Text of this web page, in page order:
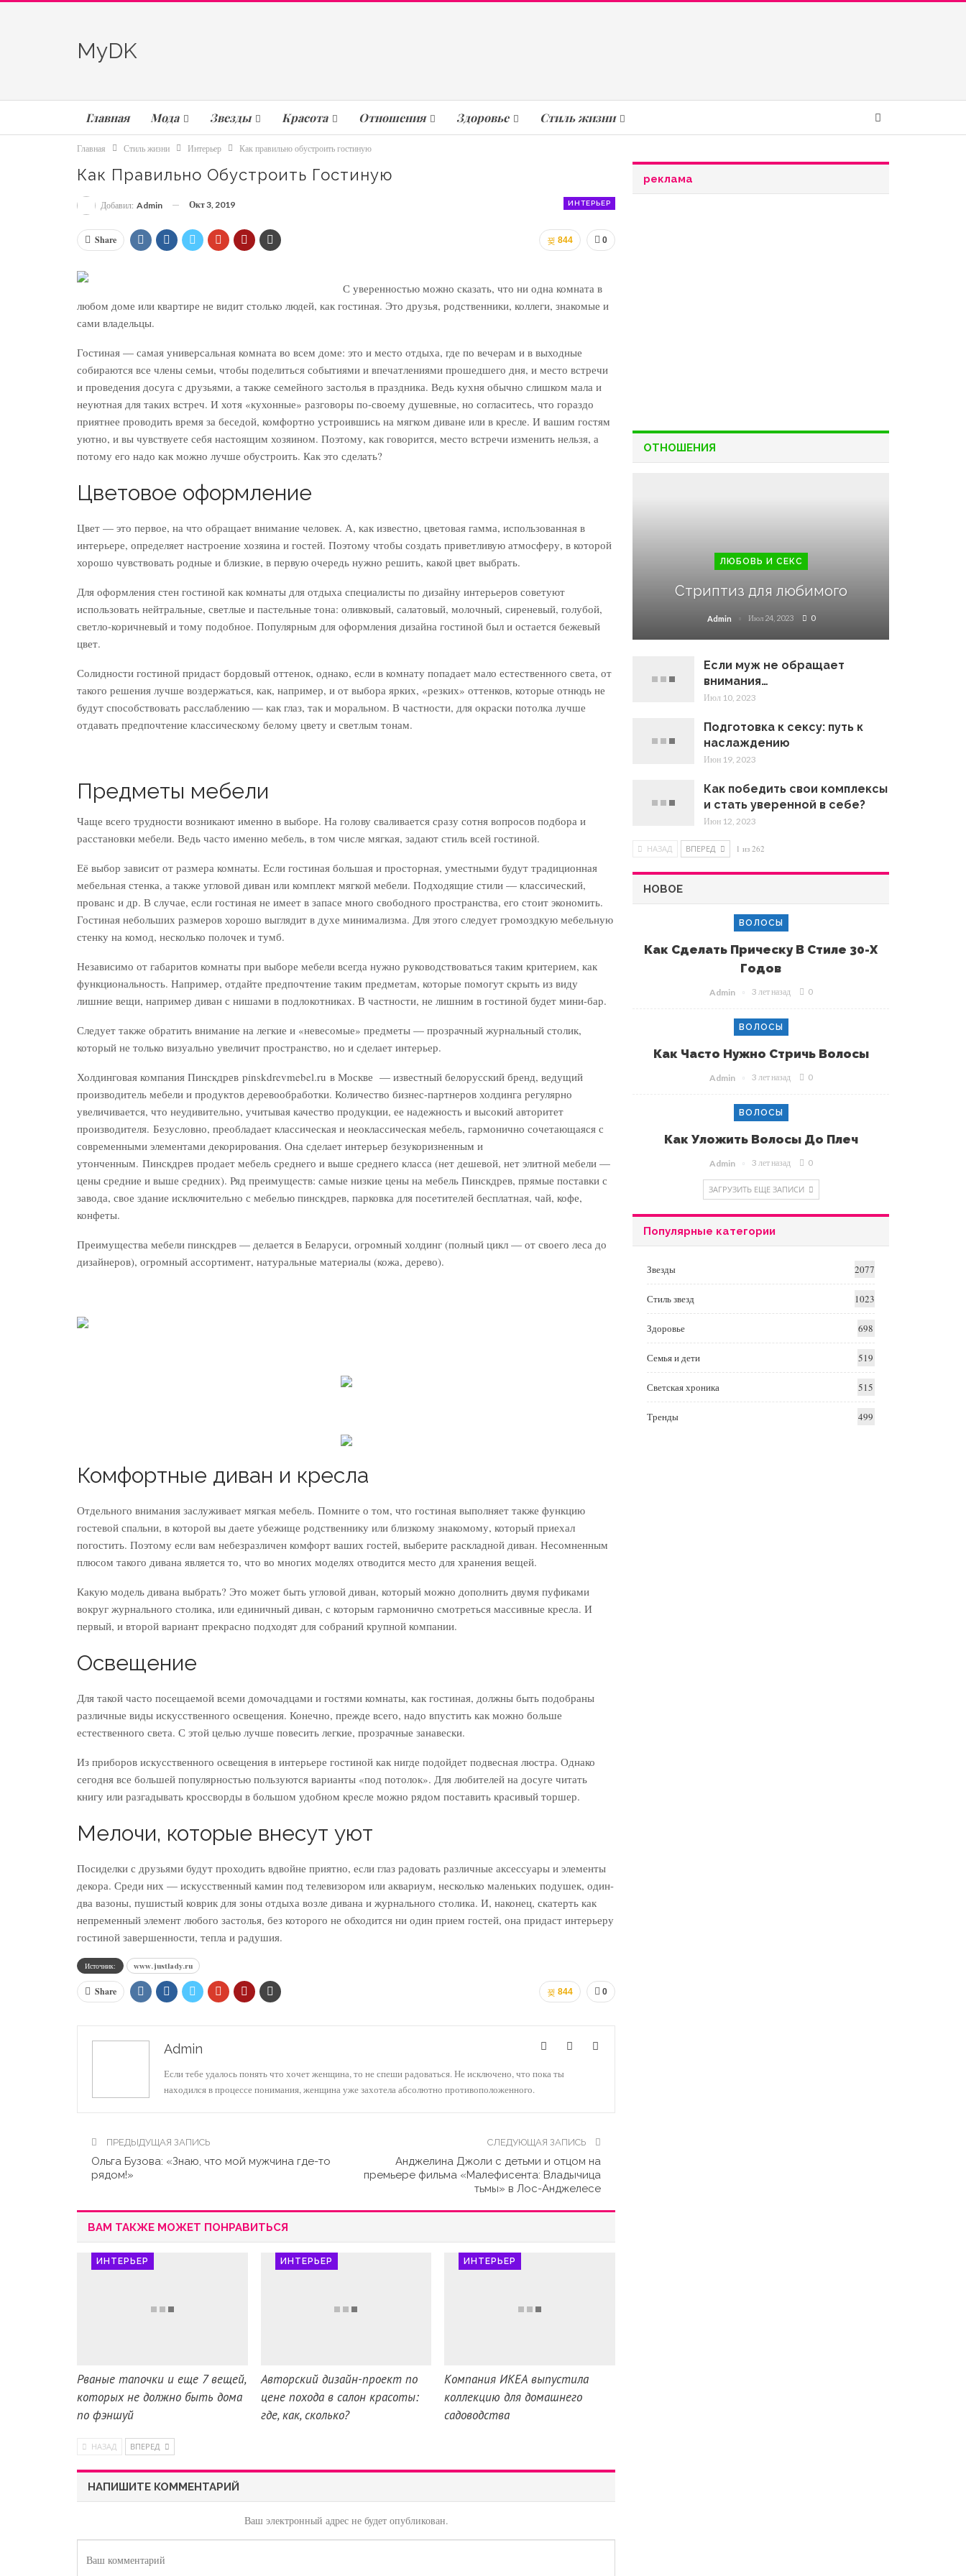
MyDK
Главная Мода Звезды Красота Отношения Здоровье Стиль жизни
Главная Стиль жизни Интерьер Как правильно обустроить гостиную
Как Правильно Обустроить Гостиную
ИНТЕРЬЕР
Добавил: Admin Окт 3, 2019
0
844
Share
С уверенностью можно сказать, что ни одна комната в
любом доме или квартире не видит столько людей, как гостиная. Это друзья, родственники, коллеги, знакомые и
сами владельцы.
Гостиная — самая универсальная комната во всем доме: это и место отдыха, где по вечерам и в выходные
собираются все члены семьи, чтобы поделиться событиями и впечатлениями прошедшего дня, и место встречи
и проведения досуга с друзьями, а также семейного застолья в праздника. Ведь кухня обычно слишком мала и
неуютная для таких встреч. И хотя «кухонные» разговоры по-своему душевные, но согласитесь, что гораздо
приятнее проводить время за беседой, комфортно устроившись на мягком диване или в кресле. И вашим гостям
уютно, и вы чувствуете себя настоящим хозяином. Поэтому, как говорится, место встречи изменить нельзя, а
потому его надо как можно лучше обустроить. Как это сделать?
Цветовое оформление
Цвет — это первое, на что обращает внимание человек. А, как известно, цветовая гамма, использованная в
интерьере, определяет настроение хозяина и гостей. Поэтому чтобы создать приветливую атмосферу, в которой
хорошо чувствовать родные и близкие, в первую очередь нужно решить, какой цвет выбрать.
Для оформления стен гостиной как комнаты для отдыха специалисты по дизайну интерьеров советуют
использовать нейтральные, светлые и пастельные тона: оливковый, салатовый, молочный, сиреневый, голубой,
светло-коричневый и тому подобное. Популярным для оформления дизайна гостиной был и остается бежевый
цвет.
Солидности гостиной придаст бордовый оттенок, однако, если в комнату попадает мало естественного света, от
такого решения лучше воздержаться, как, например, и от выбора ярких, «резких» оттенков, которые отнюдь не
будут способствовать расслаблению — как глаз, так и моральном. В частности, для окраски потолка лучше
отдавать предпочтение классическому белому цвету и светлым тонам.
Предметы мебели
Чаще всего трудности возникают именно в выборе. На голову сваливается сразу сотня вопросов подбора и
расстановки мебели. Ведь часто именно мебель, в том числе мягкая, задают стиль всей гостиной.
Её выбор зависит от размера комнаты. Если гостиная большая и просторная, уместными будут традиционная
мебельная стенка, а также угловой диван или комплект мягкой мебели. Подходящие стили — классический,
прованс и др. В случае, если гостиная не имеет в запасе много свободного пространства, его стоит экономить.
Гостиная небольших размеров хорошо выглядит в духе минимализма. Для этого следует громоздкую мебельную
стенку на комод, несколько полочек и тумб.
Независимо от габаритов комнаты при выборе мебели всегда нужно руководствоваться таким критерием, как
функциональность. Например, отдайте предпочтение таким предметам, которые помогут скрыть из виду
лишние вещи, например диван с нишами в подлокотниках. В частности, не лишним в гостиной будет мини-бар.
Следует также обратить внимание на легкие и «невесомые» предметы — прозрачный журнальный столик,
который не только визуально увеличит пространство, но и сделает интерьер.
Холдинговая компания Пинскдрев pinskdrevmebel.ru в Москве — известный белорусский бренд, ведущий
производитель мебели и продуктов деревообработки. Количество бизнес-партнеров холдинга регулярно
увеличивается, что неудивительно, учитывая качество продукции, ее надежность и высокий авторитет
производителя. Безусловно, преобладает классическая и неоклассическая мебель, гармонично сочетающаяся с
современными элементами декорирования. Она сделает интерьер безукоризненным и
утонченным. Пинскдрев продает мебель среднего и выше среднего класса (нет дешевой, нет элитной мебели —
цены средние и выше средних). Ряд преимуществ: самые низкие цены на мебель Пинскдрев, прямые поставки с
завода, свое здание исключительно с мебелью пинскдрев, парковка для посетителей бесплатная, чай, кофе,
конфеты.
Преимущества мебели пинскдрев — делается в Беларуси, огромный холдинг (полный цикл — от своего леса до
дизайнеров), огромный ассортимент, натуральные материалы (кожа, дерево).
Комфортные диван и кресла
Отдельного внимания заслуживает мягкая мебель. Помните о том, что гостиная выполняет также функцию
гостевой спальни, в которой вы даете убежище родственнику или близкому знакомому, который приехал
погостить. Поэтому если вам небезразличен комфорт ваших гостей, выберите раскладной диван. Несомненным
плюсом такого дивана является то, что во многих моделях отводится место для хранения вещей.
Какую модель дивана выбрать? Это может быть угловой диван, который можно дополнить двумя пуфиками
вокруг журнального столика, или единичный диван, с которым гармонично смотреться массивные кресла. И
первый, и второй вариант прекрасно подходят для собраний крупной компании.
Освещение
Для такой часто посещаемой всеми домочадцами и гостями комнаты, как гостиная, должны быть подобраны
различные виды искусственного освещения. Конечно, прежде всего, надо впустить как можно больше
естественного света. С этой целью лучше повесить легкие, прозрачные занавески.
Из приборов искусственного освещения в интерьере гостиной как нигде подойдет подвесная люстра. Однако
сегодня все большей популярностью пользуются варианты «под потолок». Для любителей на досуге читать
книгу или разгадывать кроссворды в большом удобном кресле можно рядом поставить красивый торшер.
Мелочи, которые внесут уют
Посиделки с друзьями будут проходить вдвойне приятно, если глаз радовать различные аксессуары и элементы
декора. Среди них — искусственный камин под телевизором или аквариум, несколько маленьких подушек, один-
два вазоны, пушистый коврик для зоны отдыха возле дивана и журнального столика. И, наконец, скатерть как
непременный элемент любого застолья, без которого не обходится ни один прием гостей, она придаст интерьеру
гостиной завершенности, тепла и радушия.
Источник: www.justlady.ru
0
844
Share
Admin
Если тебе удалось понять что хочет женщина, то не спеши радоваться. Не исключено, что пока ты
находился в процессе понимания, женщина уже захотела абсолютно противоположенного.
ПРЕДЫДУЩАЯ ЗАПИСЬ
Ольга Бузова: «Знаю, что мой мужчина где-то
рядом!»
СЛЕДУЮЩАЯ ЗАПИСЬ
Анджелина Джоли с детьми и отцом на
премьере фильма «Малефисента: Владычица
тьмы» в Лос-Анджелесе
ВАМ ТАКЖЕ МОЖЕТ ПОНРАВИТЬСЯ
ИНТЕРЬЕР
Рваные тапочки и еще 7 вещей,
которых не должно быть дома
по фэншуй
ИНТЕРЬЕР
Авторский дизайн-проект по
цене похода в салон красоты:
где, как, сколько?
ИНТЕРЬЕР
Компания ИКЕА выпустила
коллекцию для домашнего
садоводства
НАЗАД ВПЕРЕД
НАПИШИТЕ КОММЕНТАРИЙ
Ваш электронный адрес не будет опубликован.
реклама
ОТНОШЕНИЯ
ЛЮБОВЬ И СЕКС
Стриптиз для любимого
Admin Июл 24, 2023 0
Если муж не обращает
внимания…
Июл 10, 2023
Подготовка к сексу: путь к
наслаждению
Июн 19, 2023
Как победить свои комплексы
и стать уверенной в себе?
Июн 12, 2023
НАЗАД ВПЕРЕД 1 из 262
НОВОЕ
ВОЛОСЫ
Как Сделать Прическу В Стиле 30-Х
Годов
Admin 3 лет назад 0
ВОЛОСЫ
Как Часто Нужно Стричь Волосы
Admin 3 лет назад 0
ВОЛОСЫ
Как Уложить Волосы До Плеч
Admin 3 лет назад 0
ЗАГРУЗИТЬ ЕЩЕ ЗАПИСИ
Популярные категории
Звезды 2077
Стиль звезд 1023
Здоровье 698
Семья и дети 519
Светская хроника 515
Тренды 499